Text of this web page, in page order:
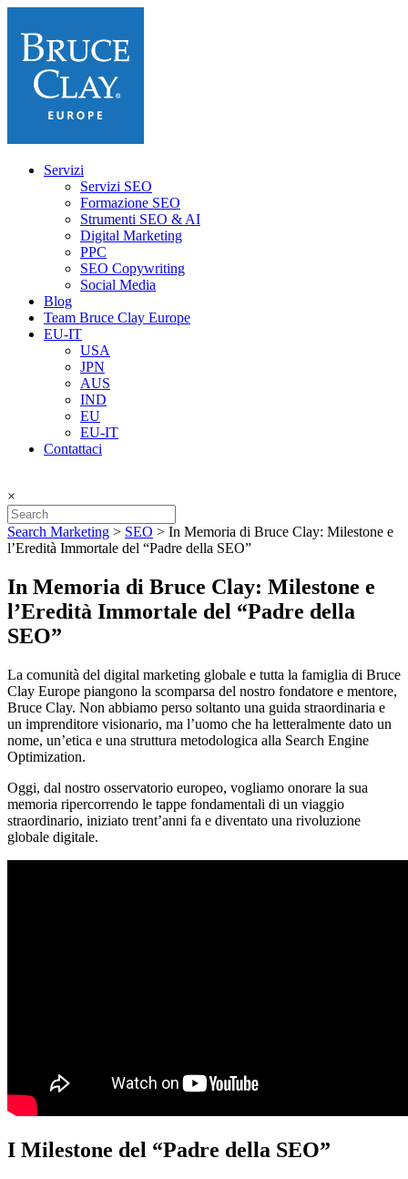
Servizi
Servizi SEO
Formazione SEO
Strumenti SEO & AI
Digital Marketing
PPC
SEO Copywriting
Social Media
Blog
Team Bruce Clay Europe
EU-IT
USA
JPN
AUS
IND
EU
EU-IT
Contattaci
×
Search Marketing > SEO > In Memoria di Bruce Clay: Milestone e
l’Eredità Immortale del “Padre della SEO”
In Memoria di Bruce Clay: Milestone e
l’Eredità Immortale del “Padre della
SEO”
La comunità del digital marketing globale e tutta la famiglia di Bruce
Clay Europe piangono la scomparsa del nostro fondatore e mentore,
Bruce Clay. Non abbiamo perso soltanto una guida straordinaria e
un imprenditore visionario, ma l’uomo che ha letteralmente dato un
nome, un’etica e una struttura metodologica alla Search Engine
Optimization.
Oggi, dal nostro osservatorio europeo, vogliamo onorare la sua
memoria ripercorrendo le tappe fondamentali di un viaggio
straordinario, iniziato trent’anni fa e diventato una rivoluzione
globale digitale.
I Milestone del “Padre della SEO”